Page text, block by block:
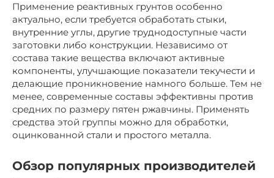
Применение реактивных грунтов особенно
актуально, если требуется обработать стыки,
внутренние углы, другие труднодоступные части
заготовки либо конструкции. Независимо от
состава такие вещества включают активные
компоненты, улучшающие показатели текучести и
делающие проникновение намного больше. Тем не
менее, современные составы эффективны против
средних по размеру пятен ржавчины. Применять
средства этой группы можно для обработки,
оцинкованной стали и простого металла.
Обзор популярных производителей